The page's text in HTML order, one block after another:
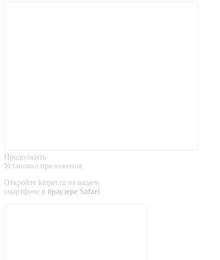
Продолжить
Установка приложения
Откройте kinpet.ru на вашем
смартфоне в браузере Safari